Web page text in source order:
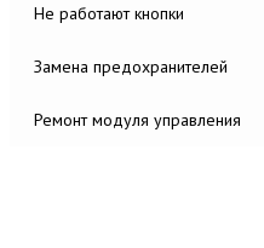
Не работают кнопки
Замена предохранителей
Ремонт модуля управления